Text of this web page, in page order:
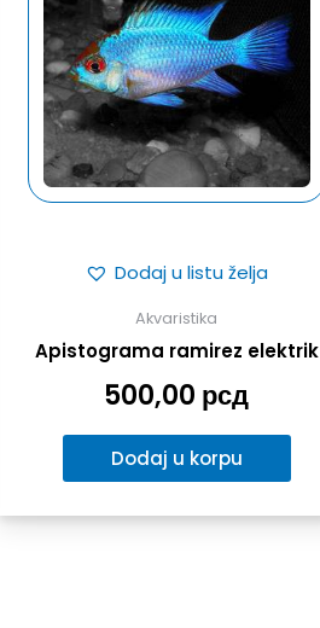
Dodaj u listu želja
Akvaristika
Apistograma ramirez elektrik
500,00 рсд
Dodaj u korpu